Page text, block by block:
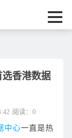
香港数据
阅读：0
中心一直是热